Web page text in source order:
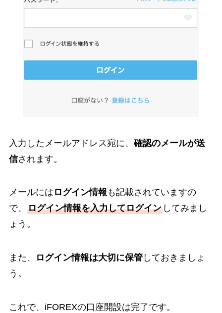
入力したメールアドレス宛に、確認のメールが送
信されます。
メールには ログイン情報 も記載されていますの
で、 ログイン情報を入力してログインしてみまし
ょう。
また、 ログイン情報は大切に保管しておきましょ
う。
これで、iFOREXの口座開設は完了です。